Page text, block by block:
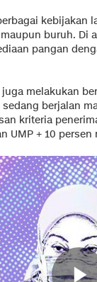
kebijakan
buruh. Di
pangan
juga melakukan
berjalan
kriteria
UMP + 10 persen